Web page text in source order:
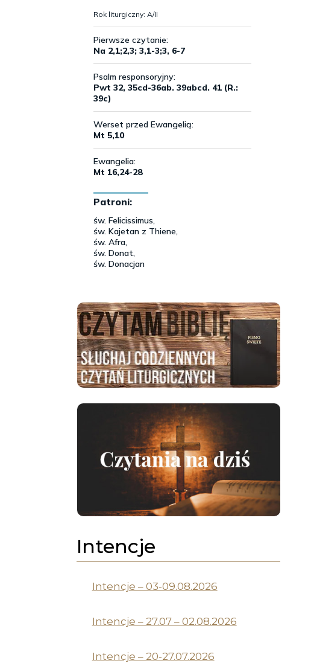
Intencje
Intencje – 03-09.08.2026
Intencje – 27.07 – 02.08.2026
Intencje – 20-27.07.2026